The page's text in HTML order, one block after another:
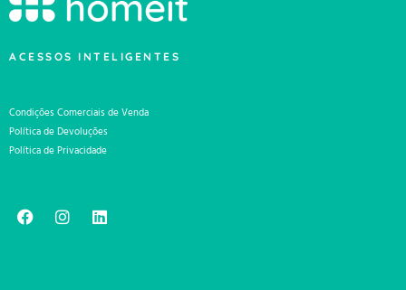
ACESSOS INTELIGENTES
Condições Comerciais de Venda
Política de Devoluções
Política de Privacidade